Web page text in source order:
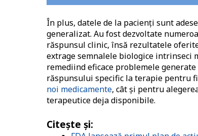
În plus, datele de la pacienţi sunt
generalizat. Au fost dezvoltate
răspunsul clinic, însă rezultatele
extrage semnalele biologice intrinseci
remediind eficace problemele
răspunsului specific la terapie pentru
noi medicamente, cât și pentru
terapeutice deja disponibile.
Citeşte şi: